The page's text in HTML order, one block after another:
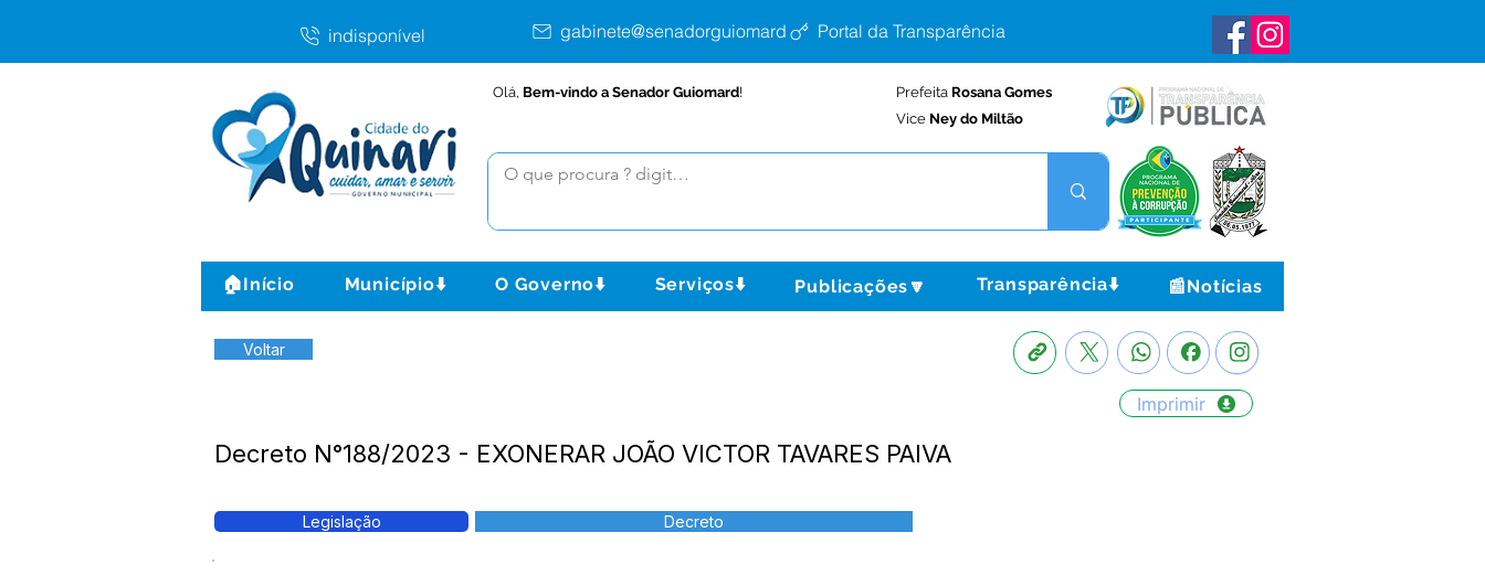
indisponível gabinete@senadorguiomard.ac.gov.brPortal da Transparência
Olá, Bem-vindo a Senador Guiomard! Prefeita Rosana Gomes
Vice Ney do Miltão
🏠Início Município⬇️ O Governo⬇️ Serviços⬇️ Publicações🔽 Transparência⬇️ 📰Notícias
Voltar
Imprimir
Decreto N°188/2023 - EXONERAR JOÃO VICTOR TAVARES PAIVA
Legislação Decreto